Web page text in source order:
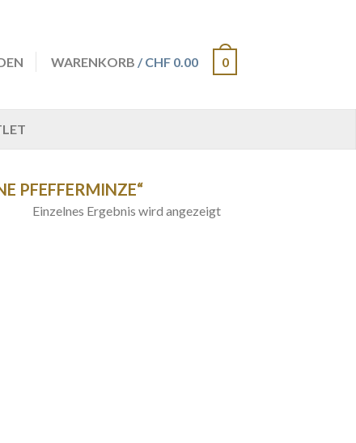
WARENKORB / CHF 0.00 0
PFEFFERMINZE“
Einzelnes Ergebnis wird angezeigt